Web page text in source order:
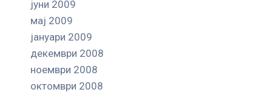
јуни 2009
мај 2009
јануари 2009
декември 2008
ноември 2008
октомври 2008